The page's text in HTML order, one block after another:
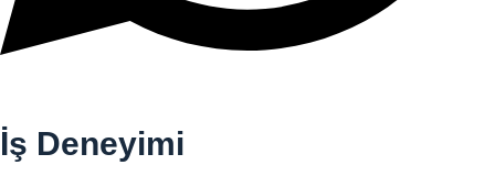
İş Deneyimi